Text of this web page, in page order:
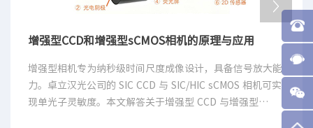
增强型CCD和增强型sCMOS相机的原理与应用
增强型相机专为纳秒级时间尺度成像设计，具备信号放⼤能
⼒。卓⽴汉光公司的 SIC CCD 与 SIC/HIC sCMOS 相机可实
现单光⼦灵敏度。本⽂解答关于增强型 CCD 与增强型